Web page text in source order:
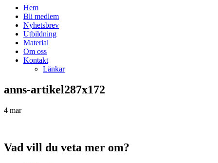
Hem
Bli medlem
Nyhetsbrev
Utbildning
Material
Om oss
Kontakt
Länkar
anns-artikel287x172
4 mar
Vad vill du veta mer om?